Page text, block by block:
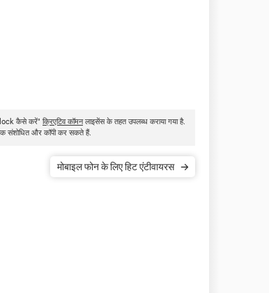
कैसे करें" क्रिएटिव कॉमनलाइसेंस के तहत उपलब्ध कराया गया है.
संशोधित और कॉपी कर सकते हैं.
मोबाइल फोन के लिए हिट एंटीवायरस